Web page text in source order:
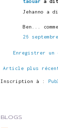
taouar a
Jehanno a
Ben...
26
Enregistrer un
Article plus
Inscription à :
BLOGS